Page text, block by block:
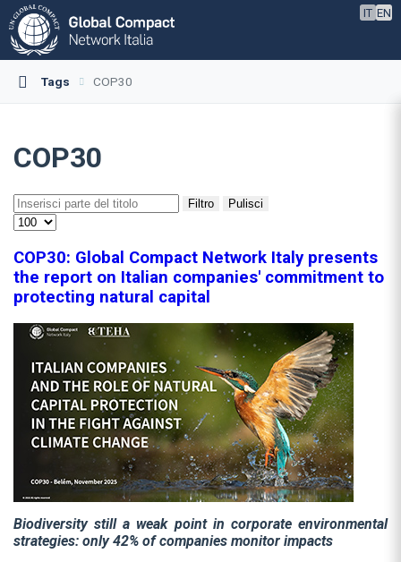
IT EN
Tags COP30
COP30
Filtro Pulisci
COP30: Global Compact Network Italy presents
the report on Italian companies' commitment to
protecting natural capital
Biodiversity still a weak point in corporate environmental
strategies: only 42% of companies monitor impacts